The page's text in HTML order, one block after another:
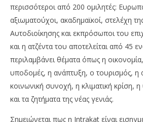
περισσότεροι από 200 ομιλητές:
αξιωματούχοι, ακαδημαϊκοί, στελέχη
Αυτοδιοίκησης και εκπρόσωποι του
και η ατζέντα του αποτελείται από 45
περιλαμβάνει θέματα όπως η
υποδομές, η ανάπτυξη, ο τουρισμός, η
κοινωνική συνοχή, η κλιματική κρίση,
και τα ζητήματα της νέας γενιάς.
Σημειώνεται πως η Intrakat είναι